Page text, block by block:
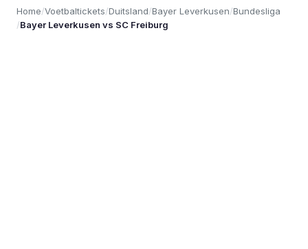
Home/Voetbaltickets/Duitsland/Bayer Leverkusen/Bundesliga
/Bayer Leverkusen vs SC Freiburg